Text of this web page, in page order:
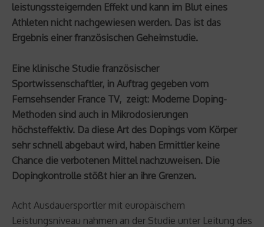
leistungssteigernden Effekt und kann im Blut eines
Athleten nicht nachgewiesen werden. Das ist das
Ergebnis einer französischen Geheimstudie.
Eine klinische Studie französischer
Sportwissenschaftler, in Auftrag gegeben vom
Fernsehsender France TV, zeigt: Moderne Doping-
Methoden sind auch in Mikrodosierungen
höchsteffektiv. Da diese Art des Dopings vom Körper
sehr schnell abgebaut wird, haben Ermittler keine
Chance die verbotenen Mittel nachzuweisen. Die
Dopingkontrolle stößt hier an ihre Grenzen.
Acht Ausdauersportler mit europäischem
Leistungsniveau nahmen an der Studie unter Leitung des